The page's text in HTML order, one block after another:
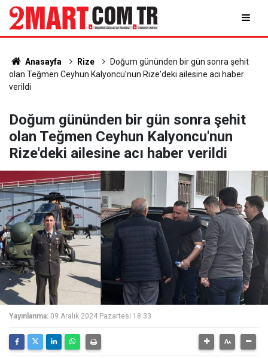
Anasayfa Rize
Doğum gününden bir gün sonra şehit
olan Teğmen Ceyhun Kalyoncu'nun Rize'deki ailesine acı haber
verildi
Doğum gününden bir gün sonra şehit
olan Teğmen Ceyhun Kalyoncu'nun
Rize'deki ailesine acı haber verildi
Yayınlanma: 09 Aralık 2024 Pazartesi 18:33